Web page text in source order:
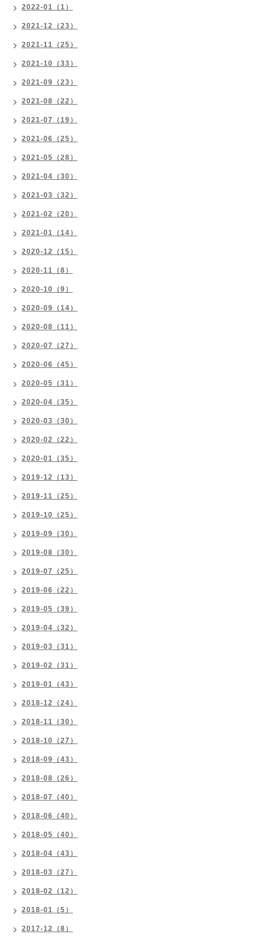
2022-01（1）
2021-12（23）
2021-11（25）
2021-10（33）
2021-09（23）
2021-08（22）
2021-07（19）
2021-06（25）
2021-05（28）
2021-04（30）
2021-03（32）
2021-02（20）
2021-01（14）
2020-12（15）
2020-11（8）
2020-10（9）
2020-09（14）
2020-08（11）
2020-07（27）
2020-06（45）
2020-05（31）
2020-04（35）
2020-03（30）
2020-02（22）
2020-01（35）
2019-12（13）
2019-11（25）
2019-10（25）
2019-09（30）
2019-08（30）
2019-07（25）
2019-06（22）
2019-05（39）
2019-04（32）
2019-03（31）
2019-02（31）
2019-01（43）
2018-12（24）
2018-11（30）
2018-10（27）
2018-09（43）
2018-08（26）
2018-07（40）
2018-06（40）
2018-05（40）
2018-04（43）
2018-03（27）
2018-02（12）
2018-01（5）
2017-12（8）